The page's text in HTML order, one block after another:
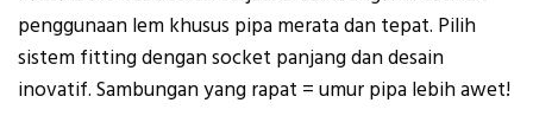
penggunaan lem khusus pipa merata dan tepat. Pilih
sistem fitting dengan socket panjang dan desain
inovatif. Sambungan yang rapat = umur pipa lebih awet!